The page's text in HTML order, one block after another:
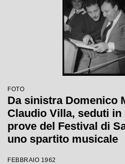
FOTO
Da sinistra Domenico
Claudio Villa, seduti in
prove del Festival di
uno spartito musicale
FEBBRAIO 1962